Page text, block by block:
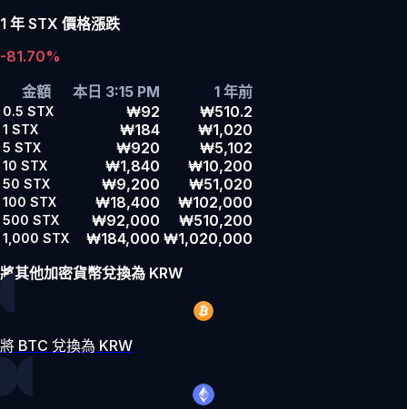
1 年 STX 價格漲跌
-81.70%
金額
本日 3:15 PM 1 年前
0.5 STX ₩92 ₩510.2
1 STX ₩184 ₩1,020
5 STX ₩920 ₩5,102
10 STX ₩1,840 ₩10,200
50 STX ₩9,200 ₩51,020
100 STX ₩18,400 ₩102,000
500 STX ₩92,000 ₩510,200
1,000 STX ₩184,000 ₩1,020,000
將其他加密貨幣兌換為 KRW
將 BTC 兌換為 KRW